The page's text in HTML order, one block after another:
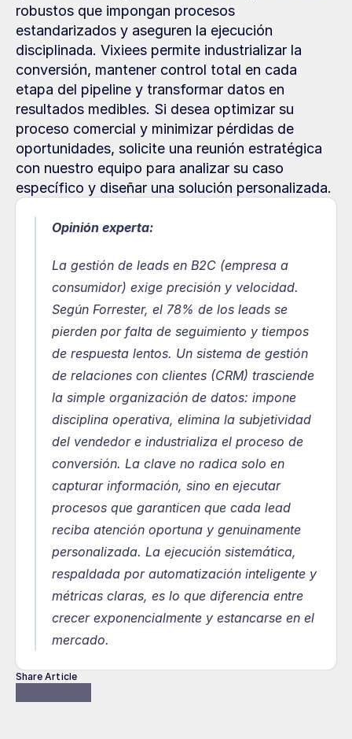
robustos que impongan procesos
estandarizados y aseguren la ejecución
disciplinada. Vixiees permite industrializar la
conversión, mantener control total en cada
etapa del pipeline y transformar datos en
resultados medibles. Si desea optimizar su
proceso comercial y minimizar pérdidas de
oportunidades, solicite una reunión estratégica
con nuestro equipo para analizar su caso
específico y diseñar una solución personalizada.
Opinión experta:
La gestión de leads en B2C (empresa a
consumidor) exige precisión y velocidad.
Según Forrester, el 78% de los leads se
pierden por falta de seguimiento y tiempos
de respuesta lentos. Un sistema de gestión
de relaciones con clientes (CRM) trasciende
la simple organización de datos: impone
disciplina operativa, elimina la subjetividad
del vendedor e industrializa el proceso de
conversión. La clave no radica solo en
capturar información, sino en ejecutar
procesos que garanticen que cada lead
reciba atención oportuna y genuinamente
personalizada. La ejecución sistemática,
respaldada por automatización inteligente y
métricas claras, es lo que diferencia entre
crecer exponencialmente y estancarse en el
mercado.
Share Article